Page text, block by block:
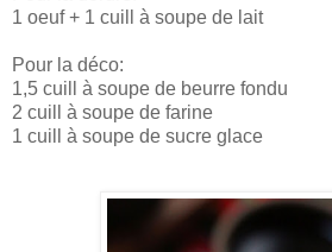
1 oeuf + 1 cuill à soupe de lait
Pour la déco:
1,5 cuill à soupe de beurre fondu
2 cuill à soupe de farine
1 cuill à soupe de sucre glace